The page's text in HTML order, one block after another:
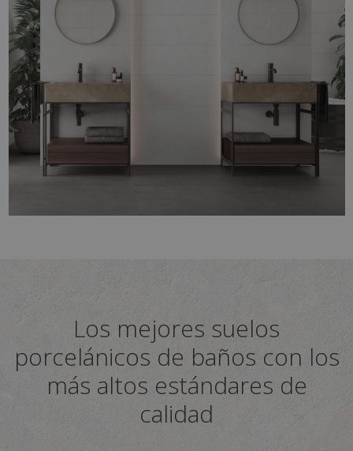
Los mejores suelos
porcelánicos de baños con los
más altos estándares de
calidad